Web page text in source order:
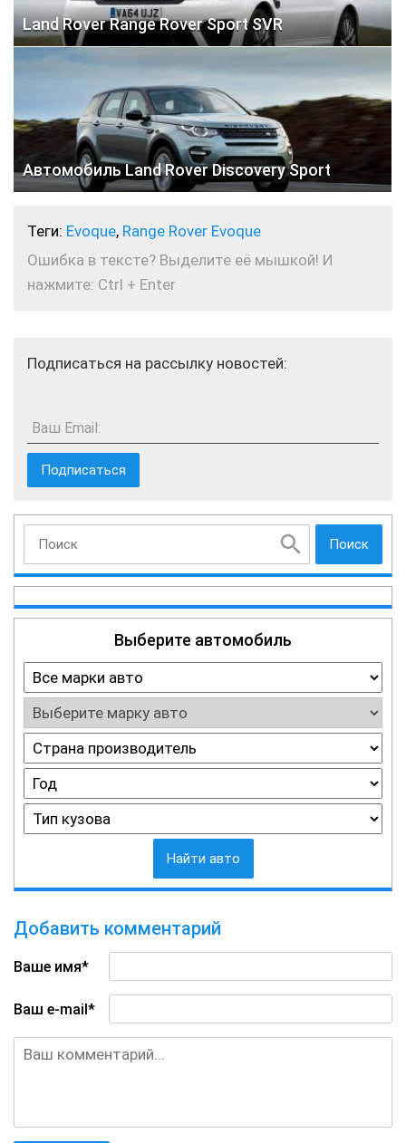
Поиск
Выберите автомобиль
Найти авто
Land Rover Range Rover Sport SVR
Автомобиль Land Rover Discovery Sport
Теги: Evoque, Range Rover Evoque
Ошибка в тексте? Выделите её мышкой! И
нажмите: Ctrl + Enter
Подписаться на рассылку новостей:
Ваш Email:
Добавить комментарий
Ваше имя*
Ваш e-mail*